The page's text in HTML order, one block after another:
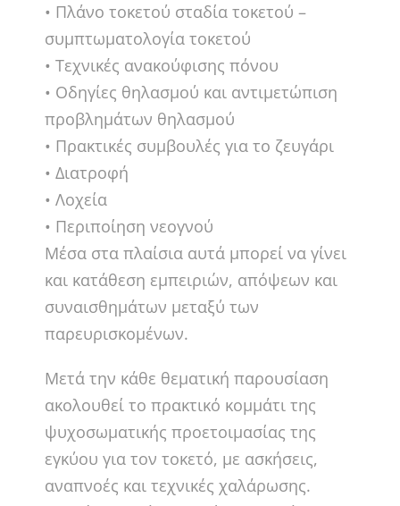
• Πλάνο τοκετού σταδία τοκετού –
συμπτωματολογία τοκετού
• Τεχνικές ανακούφισης πόνου
• Οδηγίες θηλασμού και αντιμετώπιση
προβλημάτων θηλασμού
• Πρακτικές συμβουλές για το ζευγάρι
• Διατροφή
• Λοχεία
• Περιποίηση νεογνού
Μέσα στα πλαίσια αυτά μπορεί να γίνει
και κατάθεση εμπειριών, απόψεων και
συναισθημάτων μεταξύ των
παρευρισκομένων.
Μετά την κάθε θεματική παρουσίαση
ακολουθεί το πρακτικό κομμάτι της
ψυχοσωματικής προετοιμασίας της
εγκύου για τον τοκετό, με ασκήσεις,
αναπνοές και τεχνικές χαλάρωσης.